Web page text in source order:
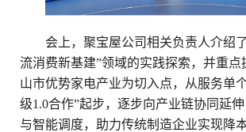
会上，聚宝屋公司相关负责人介绍
流消费新基建”领域的实践探索，并重点
山市优势家电产业为切入点，从服务单
级1.0合作”起步，逐步向产业链协同延
与智能调度，助力传统制造企业实现降